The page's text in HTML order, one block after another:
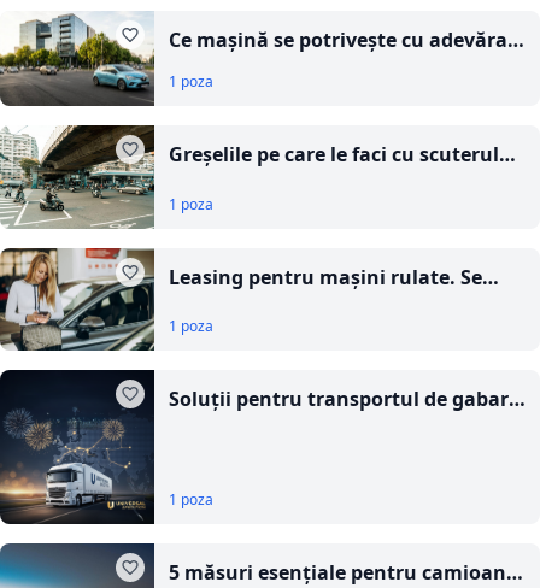
Ce mașină se potrivește cu adevărat
de cumpărare
1 poza
Greșelile pe care le faci cu scuterul
1 poza
Leasing pentru mașini rulate. Se
convine?
1 poza
Soluții pentru transportul de gabarit
1 poza
5 măsuri esențiale pentru camioane